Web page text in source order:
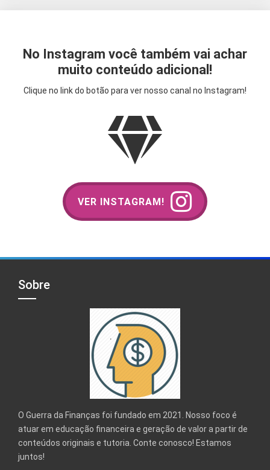
No Instagram você também vai achar
muito conteúdo adicional!
Clique no link do botão para ver nosso canal no Instagram!
VER INSTAGRAM!
Sobre
O Guerra da Finanças foi fundado em 2021. Nosso foco é
atuar em educação financeira e geração de valor a partir de
conteúdos originais e tutoria. Conte conosco! Estamos
juntos!